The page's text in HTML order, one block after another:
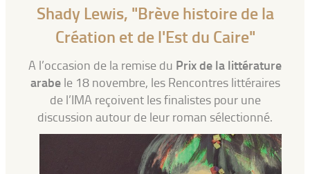
Shady Lewis, "Brève histoire de la
Création et de l'Est du Caire"
A l’occasion de la remise du Prix de la littérature
arabele 18 novembre, les Rencontres littéraires
de l’IMA reçoivent les finalistes pour une
discussion autour de leur roman sélectionné.